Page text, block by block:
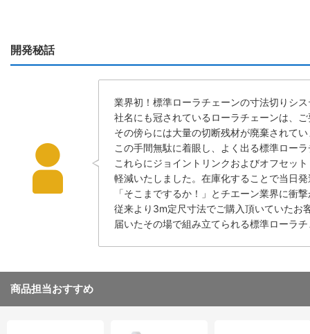
開発秘話
業界初！標準ローラチェーンの寸法切りシ
社名にも冠されているローラチェーンは、
その傍らには大量の切断残材が廃棄されて
この手間無駄に着眼し、よく出る標準ロー
これらにジョイントリンクおよびオフセッ
軽減いたしました。在庫化することで当日
「そこまでするか！」とチエーン業界に衝
従来より3m定尺寸法でご購入頂いていたお
届いたその場で組み立てられる標準ローラ
商品担当おすすめ